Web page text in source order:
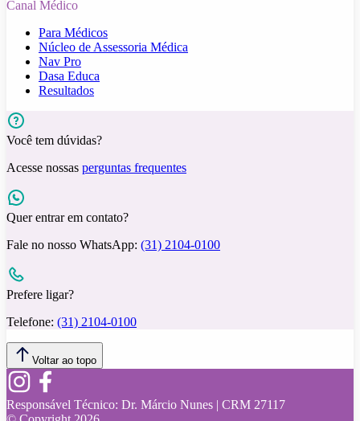
Canal Médico
Para Médicos
Núcleo de Assessoria Médica
Nav Pro
Dasa Educa
Resultados
Você tem dúvidas?
Acesse nossas perguntas frequentes
Quer entrar em contato?
Fale no nosso WhatsApp: (31) 2104-0100
Prefere ligar?
Telefone: (31) 2104-0100
Voltar ao topo
Responsável Técnico: Dr. Márcio Nunes | CRM 27117